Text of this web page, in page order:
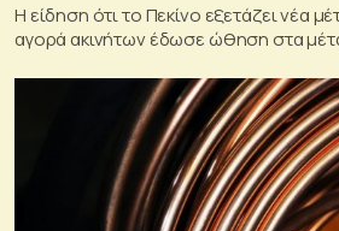
Η είδηση ​​ότι το Πεκίνο εξετάζει νέα
αγορά ακινήτων έδωσε ώθηση στα